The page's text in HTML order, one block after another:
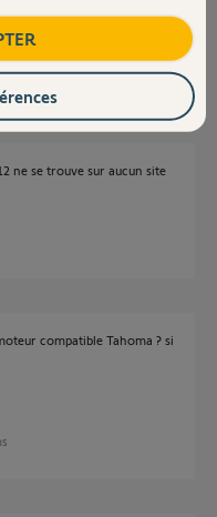
ne se trouve sur aucun site
compatible Tahoma ? si